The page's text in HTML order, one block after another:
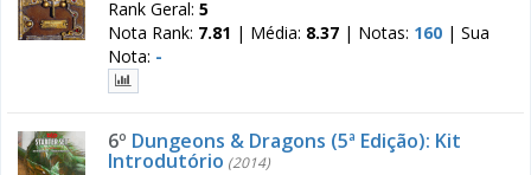
Rank Geral: 5
Nota Rank: 7.81 | Média: 8.37 | Notas: 160 | Sua
Nota: -
6º Dungeons & Dragons (5ª Edição): Kit
Introdutório (2014)